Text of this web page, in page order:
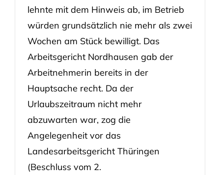
lehnte mit dem Hinweis ab, im Betrieb
würden grundsätzlich nie mehr als zwei
Wochen am Stück bewilligt. Das
Arbeitsgericht Nordhausen gab der
Arbeitnehmerin bereits in der
Hauptsache recht. Da der
Urlaubszeitraum nicht mehr
abzuwarten war, zog die
Angelegenheit vor das
Landesarbeitsgericht Thüringen
(Beschluss vom 2.